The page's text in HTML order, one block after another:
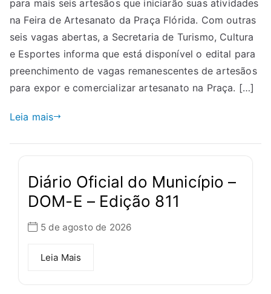
para mais seis artesãos que iniciarão suas atividades
na Feira de Artesanato da Praça Flórida. Com outras
seis vagas abertas, a Secretaria de Turismo, Cultura
e Esportes informa que está disponível o edital para
preenchimento de vagas remanescentes de artesãos
para expor e comercializar artesanato na Praça. […]
Leia mais
Diário Oficial do Município –
DOM-E – Edição 811
5 de agosto de 2026
Leia Mais